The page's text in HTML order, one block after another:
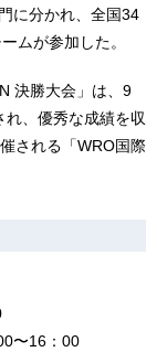
に分かれ、全国34
ムが参加した。
決勝⼤会」は、9
れ、優秀な成績を収
される「WRO国際
〜16：00